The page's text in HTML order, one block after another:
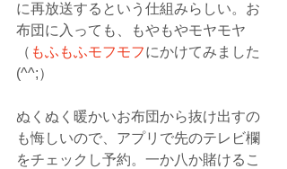
に再放送するという仕組みらしい。お
布団に入っても、もやもやモヤモヤ
（ もふもふモフモフにかけてみました
(^^;）
ぬくぬく暖かいお布団から抜け出すの
も悔しいので、アプリで先のテレビ欄
をチェックし予約。一か八か賭けるこ